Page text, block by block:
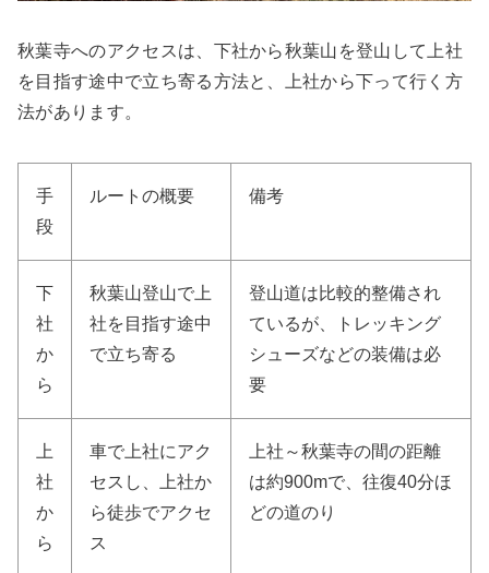
秋葉寺へのアクセスは、下社から秋葉山を登山して上社
を目指す途中で立ち寄る方法と、上社から下って行く方
法があります。
手
段
ルートの概要 備考
下
社
か
ら
秋葉山登山で上
社を目指す途中
で立ち寄る
登山道は比較的整備され
ているが、トレッキング
シューズなどの装備は必
要
上
社
か
ら
車で上社にアク
セスし、上社か
ら徒歩でアクセ
ス
上社～秋葉寺の間の距離
は約900mで、往復40分ほ
どの道のり